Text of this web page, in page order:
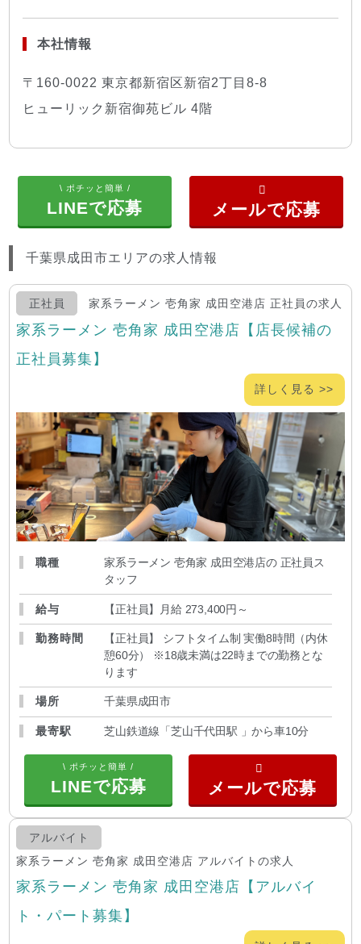
本社情報
〒160-0022 東京都新宿区新宿2丁目8-8
ヒューリック新宿御苑ビル 4階
\ ポチッと簡単 /
LINEで応募
千葉県成田市エリアの求人情報
正社員 家系ラーメン 壱角家 成田空港店 正社員の求人
家系ラーメン 壱角家 成田空港店【店長候補の
正社員募集】
詳しく見る >>
職種
家系ラーメン 壱角家 成田空港店の 正社員ス
タッフ
給与 【正社員】月給 273,400円～
勤務時間
【正社員】 シフトタイム制 実働8時間（内休
憩60分） ※18歳未満は22時までの勤務とな
ります
場所 千葉県成田市
最寄駅 芝山鉄道線「芝山千代田駅 」から車10分
\ ポチッと簡単 /
LINEで応募
アルバイト
家系ラーメン 壱角家 成田空港店 アルバイトの求人
家系ラーメン 壱角家 成田空港店【アルバイ
ト・パート募集】